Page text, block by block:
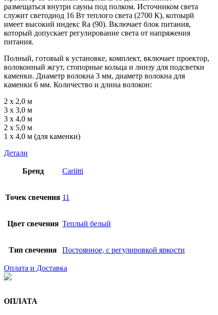
размещаться внутри сауны под полком. Источником света
служит светодиод 16 Вт теплого света (2700 К), котоырй
имеет высокий индекс Ra (90). Включает блок питания,
который допускает регулирование света от напряжения
питания.
Полный, готовый к установке, комплект, включает проектор,
волоконный жгут, стопорные кольца и линзу для подсветки
каменки. Диаметр волокна 3 мм, диаметр волокна для
каменки 6 мм. Количество и длина волокон:
2 x 2,0 м
3 x 3,0 м
3 x 4,0 м
2 x 5,0 м
1 x 4,0 м (для каменки)
Детали
Бренд Cariitti
Точек свечения 11
Цвет свечения Теплый белый
Тип свечения Постоянное, с регулировкой яркости
Оплата и Доставка
ОПЛАТА